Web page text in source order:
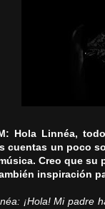
Hola Linnéa,
cuentas un poco
Creo que su
inspiración
¡Hola!Mi padre